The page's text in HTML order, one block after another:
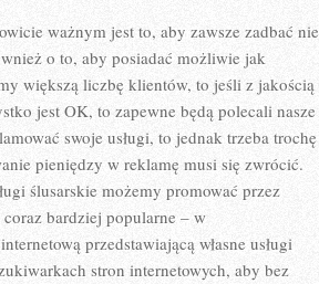
ważnym jest to, aby zawsze zadbać nie
o to, aby posiadać możliwie jak
większą liczbę klientów, to jeśli z jakością
jest OK, to zapewne będą polecali nasze
swoje usługi, to jednak trzeba trochę
pieniędzy w reklamę musi się zwrócić.
ślusarskie możemy promować przez
bardziej popularne – w
przedstawiającą własne usługi
stron internetowych, aby bez